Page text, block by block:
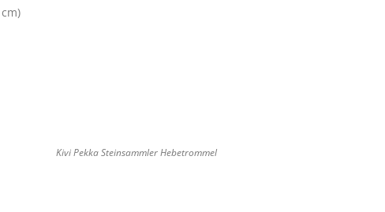
Kivi Pekka Steinsammler Hebetrommel